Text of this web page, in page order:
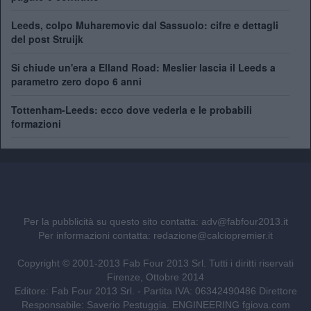
Leeds, colpo Muharemovic dal Sassuolo: cifre e dettagli
del post Struijk
Si chiude un'era a Elland Road: Meslier lascia il Leeds a
parametro zero dopo 6 anni
Tottenham-Leeds: ecco dove vederla e le probabili
formazioni
Per la pubblicità su questo sito contatta: adv@fabfour2013.it
Per informazioni contatta: redazione@calciopremier.it
Copyright © 2001-2013 Fab Four 2013 Srl. Tutti i diritti riservati
Firenze, Ottobre 2014
Editore: Fab Four 2013 Srl. - Partita IVA: 06342490486 Direttore
Responsabile: Saverio Pestuggia. ENGINEERING fgiova.com